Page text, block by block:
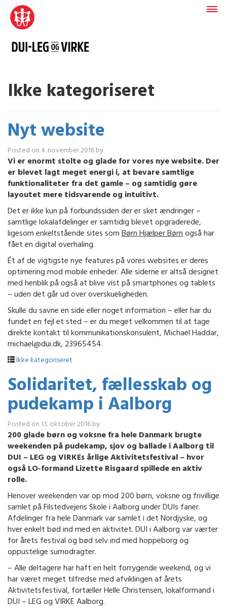
Ikke kategoriseret
Nyt website
Posted on 4. november 2016by
Vi er enormt stolte og glade for vores nye website. Der
er blevet lagt meget energi i, at bevare samtlige
funktionaliteter fra det gamle – og samtidig gøre
layoutet mere tidsvarende og intuitivt.
Det er ikke kun på forbundssiden der er sket ændringer –
samtlige lokalafdelinger er samtidig blevet opgraderede,
ligesom enkeltstående sites somBørn Hjælper Børnogså har
fået en digital overhaling.
Ét af de vigtigste nye features på vores websites er deres
optimering mod mobile enheder. Alle siderne er altså designet
med henblik på også at blive vist på smartphones og tablets
– uden det går ud over overskueligheden.
Skulle du savne en side eller noget information – eller har du
fundet en fejl et sted – er du meget velkommen til at tage
direkte kontakt til kommunikationskonsulent, Michael Haddar,
michael@dui.dk, 23965454.
Ikke kategoriseret
Solidaritet, fællesskab og
pudekamp i Aalborg
Posted on 13. oktober 2016by
200 glade børn og voksne fra hele Danmark brugte
weekenden på pudekamp, sjov og ballade i Aalborg til
DUI – LEG og VIRKEs årlige Aktivitetsfestival – hvor
også LO-formand Lizette Risgaard spillede en aktiv
rolle.
Henover weekenden var op mod 200 børn, voksne og frivillige
samlet på Filstedvejens Skole i Aalborg under DUIs faner.
Afdelinger fra hele Danmark var samlet i det Nordjyske, og
hver enkelt bød ind med en aktivitet. DUI i Aalborg var værter
for årets festival og bød selv ind med hoppeborg og
oppustelige sumodragter.
– Alle deltagere har haft en helt forrygende weekend, og vi
har været meget tilfredse med afviklingen af årets
Aktivitetsfestival, fortæller Helle Christensen, lokalformand i
DUI – LEG og VIRKE Aalborg.